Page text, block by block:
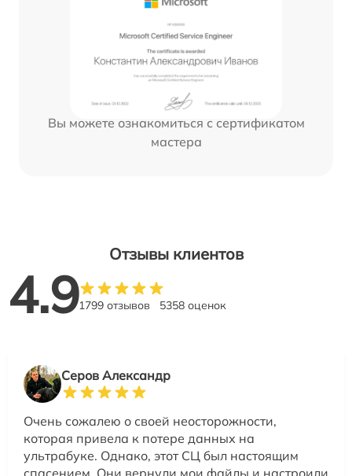
Вы можете ознакомиться с сертификатом
мастера
Отзывы клиентов
4.91799 отзывов 5358 оценок
Серов Александр
Очень сожалею о своей неосторожности,
которая привела к потере данных на
ультрабуке. Однако, этот СЦ был настоящим
спасением. Они вернули мои файлы и настроили